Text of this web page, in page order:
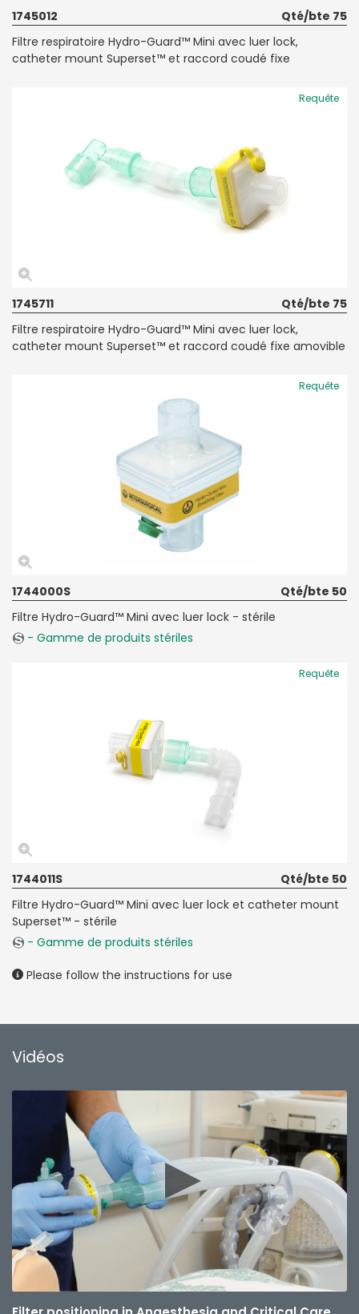
1745012
Qté/bte 75
Filtre respiratoire Hydro-Guard™ Mini avec luer lock,
catheter mount Superset™ et raccord coudé fixe
Requête
1745711
Qté/bte 75
Filtre respiratoire Hydro-Guard™ Mini avec luer lock,
catheter mount Superset™ et raccord coudé fixe amovible
Requête
1744000S
Qté/bte 50
Filtre Hydro-Guard™ Mini avec luer lock - stérile
- Gamme de produits stériles
Requête
1744011S
Qté/bte 50
Filtre Hydro-Guard™ Mini avec luer lock et catheter mount
Superset™ - stérile
- Gamme de produits stériles
Please follow the instructions for use
Vidéos